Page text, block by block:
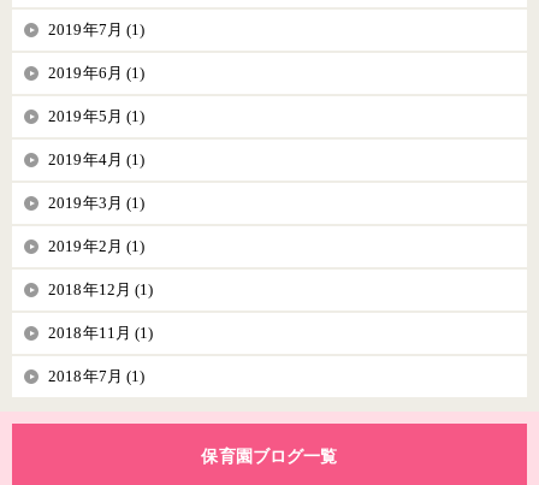
2019年7月 (1)
2019年6月 (1)
2019年5月 (1)
2019年4月 (1)
2019年3月 (1)
2019年2月 (1)
2018年12月 (1)
2018年11月 (1)
2018年7月 (1)
保育園ブログ一覧